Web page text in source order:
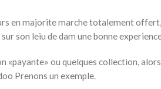
en majorite marche totalement
son leiu de dam une bonne
ou quelques collection,
Prenons un exemple.